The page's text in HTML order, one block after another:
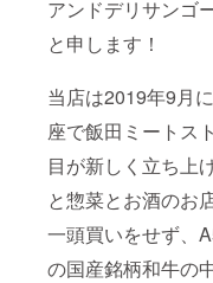
アンドデリサンゴ
と申します！
当店は2019年9月
座で飯田ミートス
目が新しく立ち上
と惣菜とお酒のお
一頭買いをせず、
の国産銘柄和牛の